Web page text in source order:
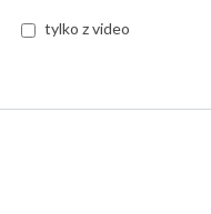
tylko z video